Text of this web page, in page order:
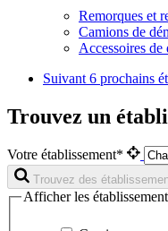
Remorques et
Camions de
Accessoires de
Suivant 6 prochains
Trouvez un
Votre établissement*
Trouvez des
Afficher les